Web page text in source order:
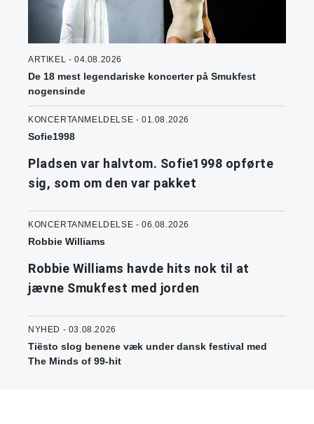
ARTIKEL - 04.08.2026
De 18 mest legendariske koncerter på Smukfest
nogensinde
KONCERTANMELDELSE - 01.08.2026
Sofie1998
Pladsen var halvtom. Sofie1998 opførte
sig, som om den var pakket
KONCERTANMELDELSE - 06.08.2026
Robbie Williams
Robbie Williams havde hits nok til at
jævne Smukfest med jorden
NYHED - 03.08.2026
Tiësto slog benene væk under dansk festival med
The Minds of 99-hit